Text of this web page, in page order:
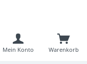
Warenkorb
Mein Konto